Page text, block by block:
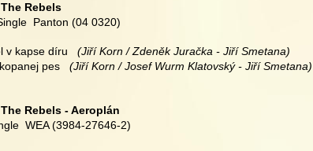
The Rebels
Panton (04 0320)
v kapse díru
   (Jiří Korn / Zdeněk Juračka - Jiří Smetana)
pes
   (Jiří Korn / Josef Wurm Klatovský - Jiří Smetana)
The Rebels - Aeroplán
WEA (3984-27646-2)